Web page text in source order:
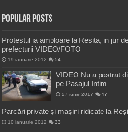
Popular Posts
Protestul ia amploare la Resita, in jur
prefecturii VIDEO/FOTO
19 ianuarie 2012 54
VIDEO Nu a pastrat
pe Pasajul Intim
27 iunie 2017 47
Parcări private și mașini ridicate la
10 ianuarie 2012 33